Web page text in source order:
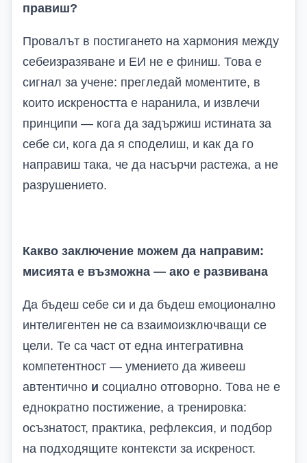
правиш?
Провалът в постигането на хармония между
себеизразяване и ЕИ не е финиш. Това е
сигнал за учене: прегледай моментите, в
които искреността е наранила, и извлечи
принципи — кога да задържиш истината за
себе си, кога да я споделиш, и как да го
направиш така, че да насърчи растежа, а не
разрушението.
Какво заключение можем да направим:
мисията е възможна — ако е развивана
Да бъдеш себе си и да бъдеш емоционално
интелигентен не са взаимоизключващи се
цели. Те са част от една интегративна
компетентност — умението да живееш
автентично и социално отговорно. Това не е
еднократно постижение, а тренировка:
осъзнатост, практика, рефлексия, и подбор
на подходящите контексти за искреност.